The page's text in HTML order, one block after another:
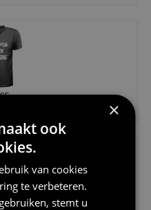
×
ook
van cookies
te verbeteren.
stemt u